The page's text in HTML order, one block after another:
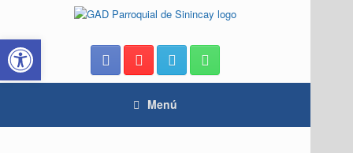
contenido
Menú
Abrir barra de herramientas